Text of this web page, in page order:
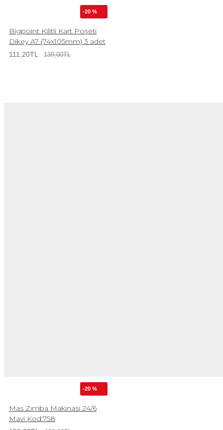
-20 %
Bigpoint Kilitli Kart Poşeti
Dikey A7 (74x105mm) 3 adet
111,20TL 139,00TL
-20 %
Mas Zımba Makinası 24/6
Mavi Kod:758